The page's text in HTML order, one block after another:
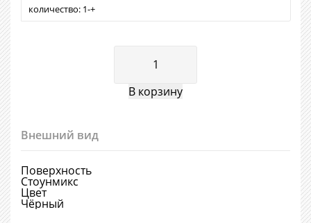
количество: 1 +
Внешний вид
Поверхность
Стоунмикс
Цвет
Чёрный